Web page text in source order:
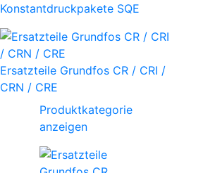
Konstantdruckpakete SQE
Ersatzteile Grundfos CR / CRI /
CRN / CRE
Produktkategorie
anzeigen